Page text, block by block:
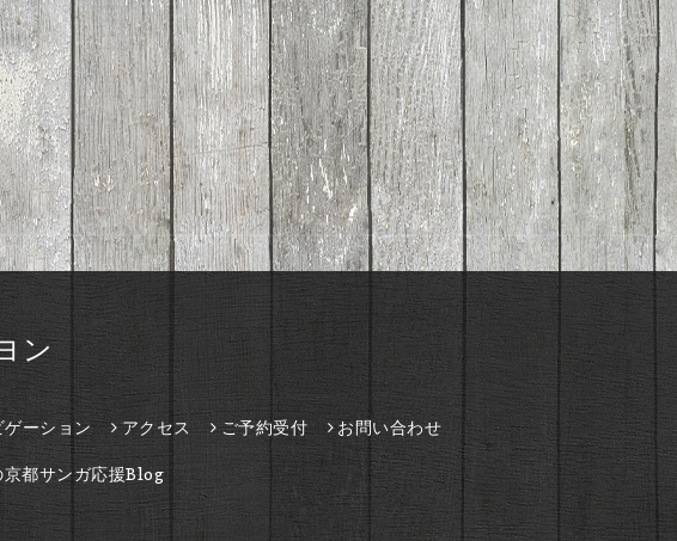
ン
ゲーション アクセス ご予約受付 お問い合わせ
京都サンガ応援Blog